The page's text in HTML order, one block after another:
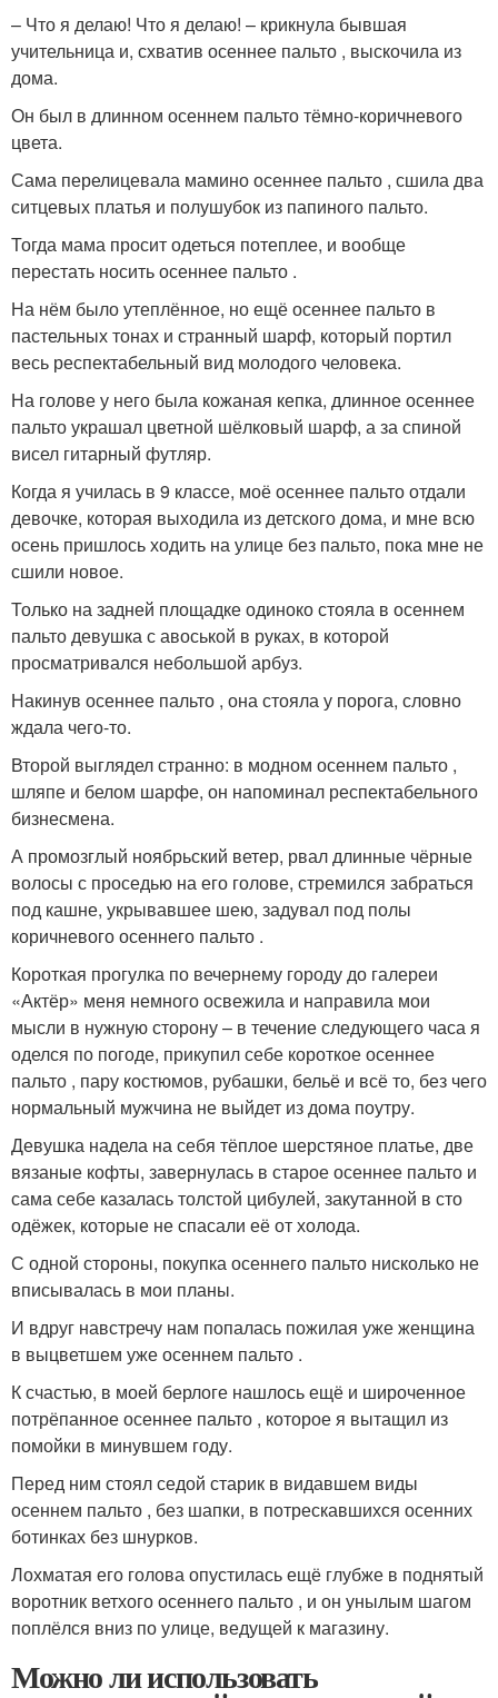
– Что я делаю! Что я делаю! – крикнула бывшая
учительница и, схватив осеннее пальто , выскочила из
дома.
Он был в длинном осеннем пальто тёмно-коричневого
цвета.
Сама перелицевала мамино осеннее пальто , сшила два
ситцевых платья и полушубок из папиного пальто.
Тогда мама просит одеться потеплее, и вообще
перестать носить осеннее пальто .
На нём было утеплённое, но ещё осеннее пальто в
пастельных тонах и странный шарф, который портил
весь респектабельный вид молодого человека.
На голове у него была кожаная кепка, длинное осеннее
пальто украшал цветной шёлковый шарф, а за спиной
висел гитарный футляр.
Когда я училась в 9 классе, моё осеннее пальто отдали
девочке, которая выходила из детского дома, и мне всю
осень пришлось ходить на улице без пальто, пока мне не
сшили новое.
Только на задней площадке одиноко стояла в осеннем
пальто девушка с авоськой в руках, в которой
просматривался небольшой арбуз.
Накинув осеннее пальто , она стояла у порога, словно
ждала чего-то.
Второй выглядел странно: в модном осеннем пальто ,
шляпе и белом шарфе, он напоминал респектабельного
бизнесмена.
А промозглый ноябрьский ветер, рвал длинные чёрные
волосы с проседью на его голове, стремился забраться
под кашне, укрывавшее шею, задувал под полы
коричневого осеннего пальто .
Короткая прогулка по вечернему городу до галереи
«Актёр» меня немного освежила и направила мои
мысли в нужную сторону – в течение следующего часа я
оделся по погоде, прикупил себе короткое осеннее
пальто , пару костюмов, рубашки, бельё и всё то, без чего
нормальный мужчина не выйдет из дома поутру.
Девушка надела на себя тёплое шерстяное платье, две
вязаные кофты, завернулась в старое осеннее пальто и
сама себе казалась толстой цибулей, закутанной в сто
одёжек, которые не спасали её от холода.
С одной стороны, покупка осеннего пальто нисколько не
вписывалась в мои планы.
И вдруг навстречу нам попалась пожилая уже женщина
в выцветшем уже осеннем пальто .
К счастью, в моей берлоге нашлось ещё и широченное
потрёпанное осеннее пальто , которое я вытащил из
помойки в минувшем году.
Перед ним стоял седой старик в видавшем виды
осеннем пальто , без шапки, в потрескавшихся осенних
ботинках без шнурков.
Лохматая его голова опустилась ещё глубже в поднятый
воротник ветхого осеннего пальто , и он унылым шагом
поплёлся вниз по улице, ведущей к магазину.
Можно ли использовать